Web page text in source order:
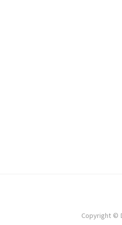
Copyright ©